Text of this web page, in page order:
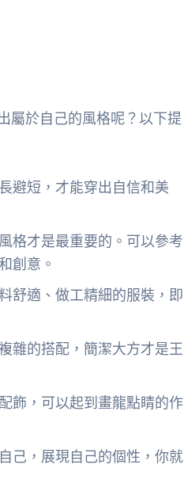
屬於自己的風格呢？以下提
避短，才能穿出自信和美
格才是最重要的。可以參考
創意。
舒適、做工精細的服裝，即
雜的搭配，簡潔大方才是王
飾，可以起到畫龍點睛的作
己，展現自己的個性，你就